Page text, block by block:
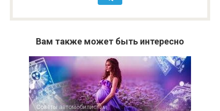
Вам также может быть интересно
Советы автомобилистам 0